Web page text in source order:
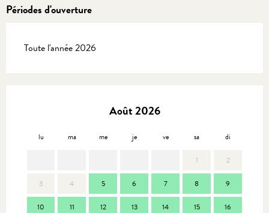
Périodes d'ouverture
Toute l'année 2026
Août 2026
lu ma me je ve sa di
1 2
3 4 5 6 7 8 9
10 11 12 13 14 15 16